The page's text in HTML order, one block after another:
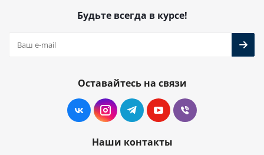
Будьте всегда в курсе!
Оставайтесь на связи
Наши контакты